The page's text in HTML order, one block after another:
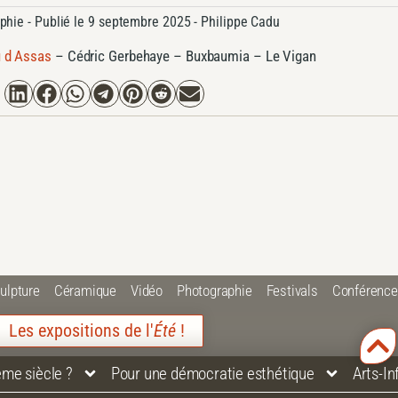
- Publié le 9 septembre 2025 - Philippe Cadu
d Assas – Cédric Gerbehaye – Buxbaumia – Le Vigan
Céramique Vidéo Photographie Festivals
Les expositions de l'Été !
siècle ? Pour une démocratie esthétique Arts-